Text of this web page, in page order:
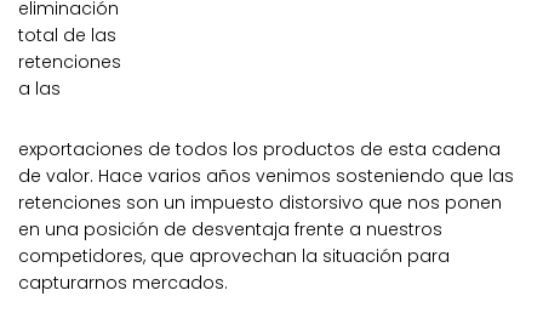
eliminación
total de las
retenciones
a las
exportaciones de todos los productos de esta cadena
de valor. Hace varios años venimos sosteniendo que las
retenciones son un impuesto distorsivo que nos ponen
en una posición de desventaja frente a nuestros
competidores, que aprovechan la situación para
capturarnos mercados.